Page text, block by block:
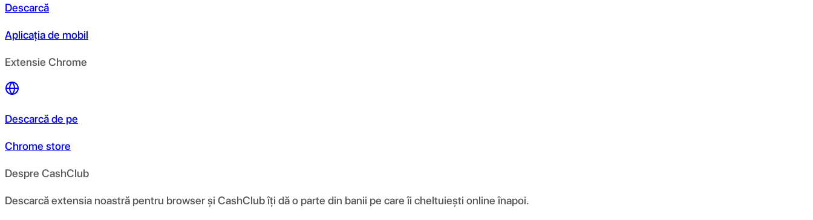
Descarcă
Aplicația de mobil
Extensie Chrome
Descarcă de pe
Chrome store
Despre CashClub
Descarcă extensia noastră pentru browser și CashClub îți dă o parte din banii pe care îi cheltuiești online înapoi.